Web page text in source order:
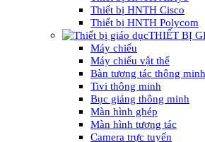
Thiết bị HNTH Cisco
Thiết bị HNTH Polycom
THIẾT BỊ
Máy chiếu
Máy chiếu vật thể
Bàn tương tác thông minh
Tivi thông minh
Bục giảng thông minh
Màn hình ghép
Màn hình tương tác
Camera trực tuyến